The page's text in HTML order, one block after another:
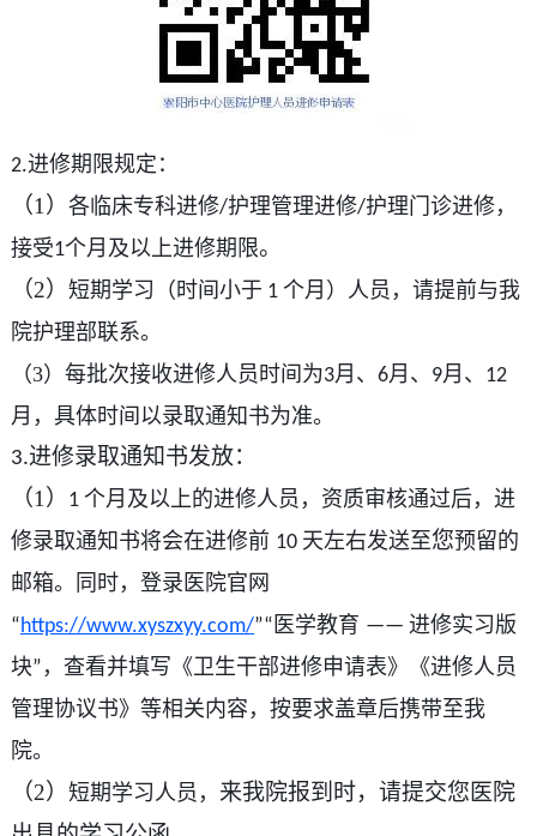
2.进修期限规定：
（1） 各临床专科进修/护理管理进修/护理门诊进修，
接受1个月及以上进修期限。
（2） 短期学习（时间小于 1 个月）人员，请提前与我
院护理部联系。
（3）每批次接收进修人员时间为3月、 6月、 9月、 12
月，具体时间以录取通知书为准。
3.进修录取通知书发放：
（1）
1 个月及以上的进修人员，资质审核通过后，进
修录取通知书将会在进修前 10 天左右发送至您预留的
邮箱。同时，登录医院官网
“https://www.xyszxyy.com/”“ 医学教育 —— 进修实习版
块” ，查看并填写《卫生干部进修申请表》《进修人员
管理协议书》等相关内容，按要求盖章后携带至我
院。
（2） 短期学习人员， 来我院报到时，请提交您医院